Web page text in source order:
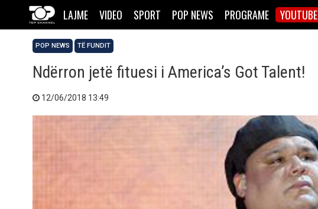
LAJME VIDEO SPORT POP NEWS PROGRAME YOUTUBE
POP NEWS TË FUNDIT
Ndërron jetë fituesi i America’s Got Talent!
12/06/2018 13:49